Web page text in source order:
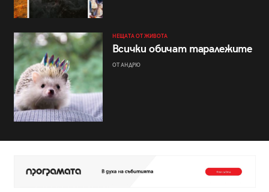
НЕЩАТА ОТ ЖИВОТА
Всички обичат таралежите
ОТ АНДРЮ